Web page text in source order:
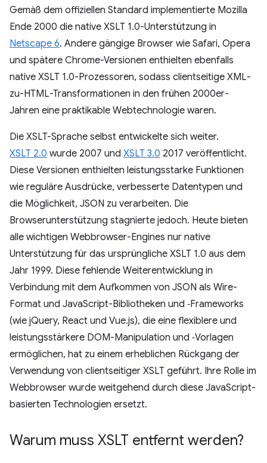
Gemäß dem offiziellen Standard implementierte Mozilla
Ende 2000 die native XSLT 1.0-Unterstützung in
Netscape 6. Andere gängige Browser wie Safari, Opera
und spätere Chrome-Versionen enthielten ebenfalls
native XSLT 1.0-Prozessoren, sodass clientseitige XML-
zu-HTML-Transformationen in den frühen 2000er-
Jahren eine praktikable Webtechnologie waren.
Die XSLT-Sprache selbst entwickelte sich weiter.
XSLT 2.0 wurde 2007 und XSLT 3.0 2017 veröffentlicht.
Diese Versionen enthielten leistungsstarke Funktionen
wie reguläre Ausdrücke, verbesserte Datentypen und
die Möglichkeit, JSON zu verarbeiten. Die
Browserunterstützung stagnierte jedoch. Heute bieten
alle wichtigen Webbrowser-Engines nur native
Unterstützung für das ursprüngliche XSLT 1.0 aus dem
Jahr 1999. Diese fehlende Weiterentwicklung in
Verbindung mit dem Aufkommen von JSON als Wire-
Format und JavaScript-Bibliotheken und ‑Frameworks
(wie jQuery, React und Vue.js), die eine flexiblere und
leistungsstärkere DOM-Manipulation und ‑Vorlagen
ermöglichen, hat zu einem erheblichen Rückgang der
Verwendung von clientseitiger XSLT geführt. Ihre Rolle im
Webbrowser wurde weitgehend durch diese JavaScript-
basierten Technologien ersetzt.
Warum muss XSLT entfernt werden?